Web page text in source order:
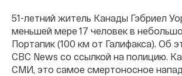
51-летний житель Канады Гэбриел
меньшей мере 17 человек в
Портапик (100 км от Галифакса). Об
CBC News со ссылкой на полицию.
СМИ, это самое смертоносное